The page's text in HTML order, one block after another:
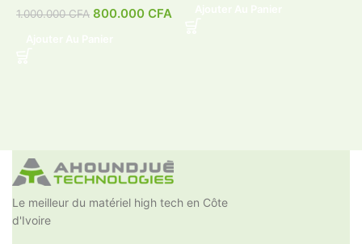
1.000.000CFA 800.000 CFA
Le meilleur du matériel high tech en Côte
d'Ivoire